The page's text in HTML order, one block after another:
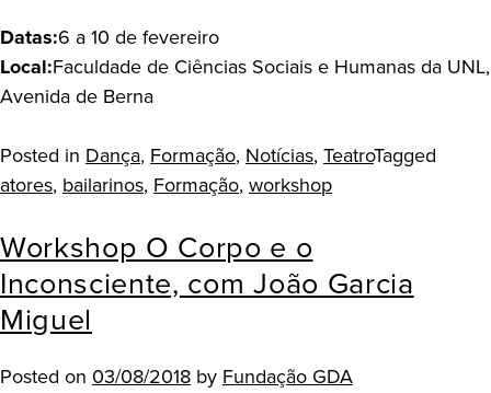
Datas:6 a 10 de fevereiro
Local:Faculdade de Ciências Sociais e Humanas da UNL,
Avenida de Berna
Posted in Dança, Formação, Notícias, TeatroTagged
atores, bailarinos, Formação, workshop
Workshop O Corpo e o
Inconsciente, com João Garcia
Miguel
Posted on 03/08/2018 byFundação GDA